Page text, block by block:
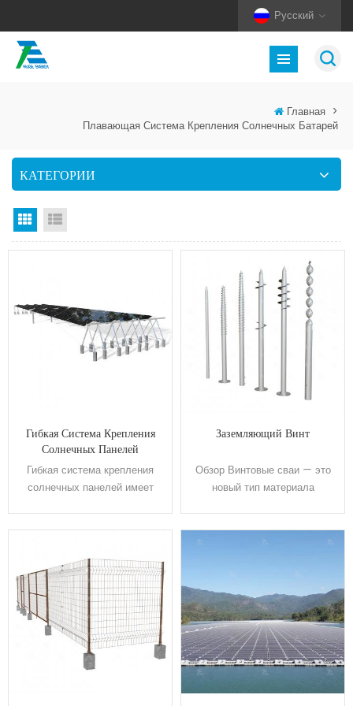
Русский
Главная >
Плавающая Система Крепления Солнечных Батарей
КАТЕГОРИИ
Вид сетки
Гибкая Система Крепления
Солнечных Панелей
Гибкая система крепления
солнечных панелей имеет
систем фотоэлектрической
поддержки, такие как большой
боковой пролет и
скоропортящаяся ржавчина,
путем подвешивания,
вытягивания и подвешивания
четырьмя большими
Заземляющий Винт
Обзор Винтовые сваи — это
новый тип материала
превосходство по сравнению
конструкция ввинчивается в
землю для замены бетонного
самостоятельного
фундамента и ленточного
фундамента. Вершина
винтовой сваи соединена с
грузом. Строительство не